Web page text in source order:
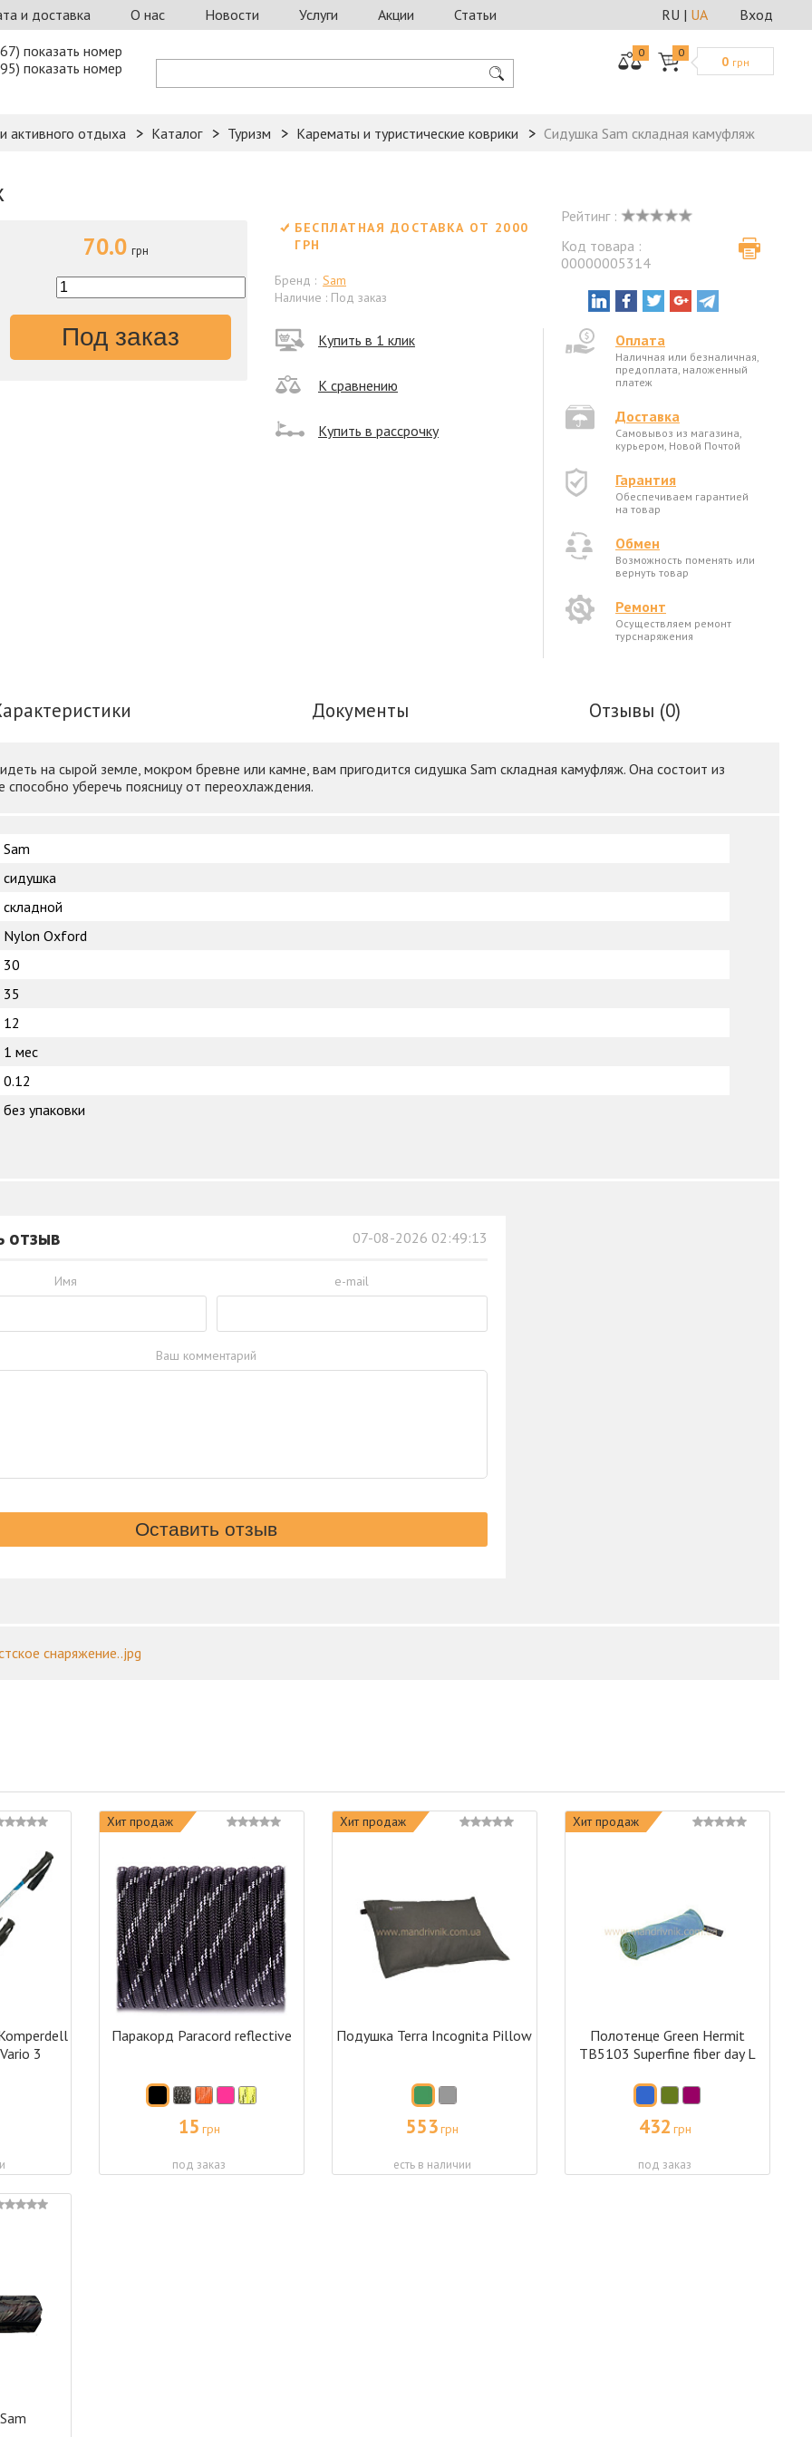
и доставка О нас Новости Услуги Акции Статьи Вход
RU | UA
показать номер
показать номер
0 0
0 грн
активного отдыха Каталог Туризм Карематы и туристические коврики Сидушка Sam складная камуфляж
Рейтинг :
Код товара :
00000005314
Оплата
Наличная или безналичная,
предоплата, наложенный
платеж
Доставка
Самовывоз из магазина,
курьером, Новой Почтой
Гарантия
Обеспечиваем гарантией
на товар
Обмен
Возможность поменять или
вернуть товар
Ремонт
Осуществляем ремонт
турснаряжения
БЕСПЛАТНАЯ ДОСТАВКА ОТ 2000
ГРН
Бренд : Sam
Наличие : Под заказ
70.0 грн
Под заказ Купить в 1 клик
К сравнению
Купить в рассрочку
Документы Отзывы (0)
на сырой земле, мокром бревне или камне, вам пригодится сидушка Sam складная камуфляж. Она состоит из
уберечь поясницу от переохлаждения.
Sam
сидушка
складной
Nylon Oxford
30
35
12
1 мес
0.12
без упаковки
отзыв 07-08-2026 02:49:13
Имя e-mail
Ваш комментарий
снаряжение..jpg
3
Хит продаж
Паракорд Paracord reflective
15 грн
под заказ
Хит продаж
Подушка Terra Incognita Pillow
553грн
есть в наличии
Хит продаж
Полотенце Green Hermit
TB5103 Superfine fiber day L
432 грн
под заказ